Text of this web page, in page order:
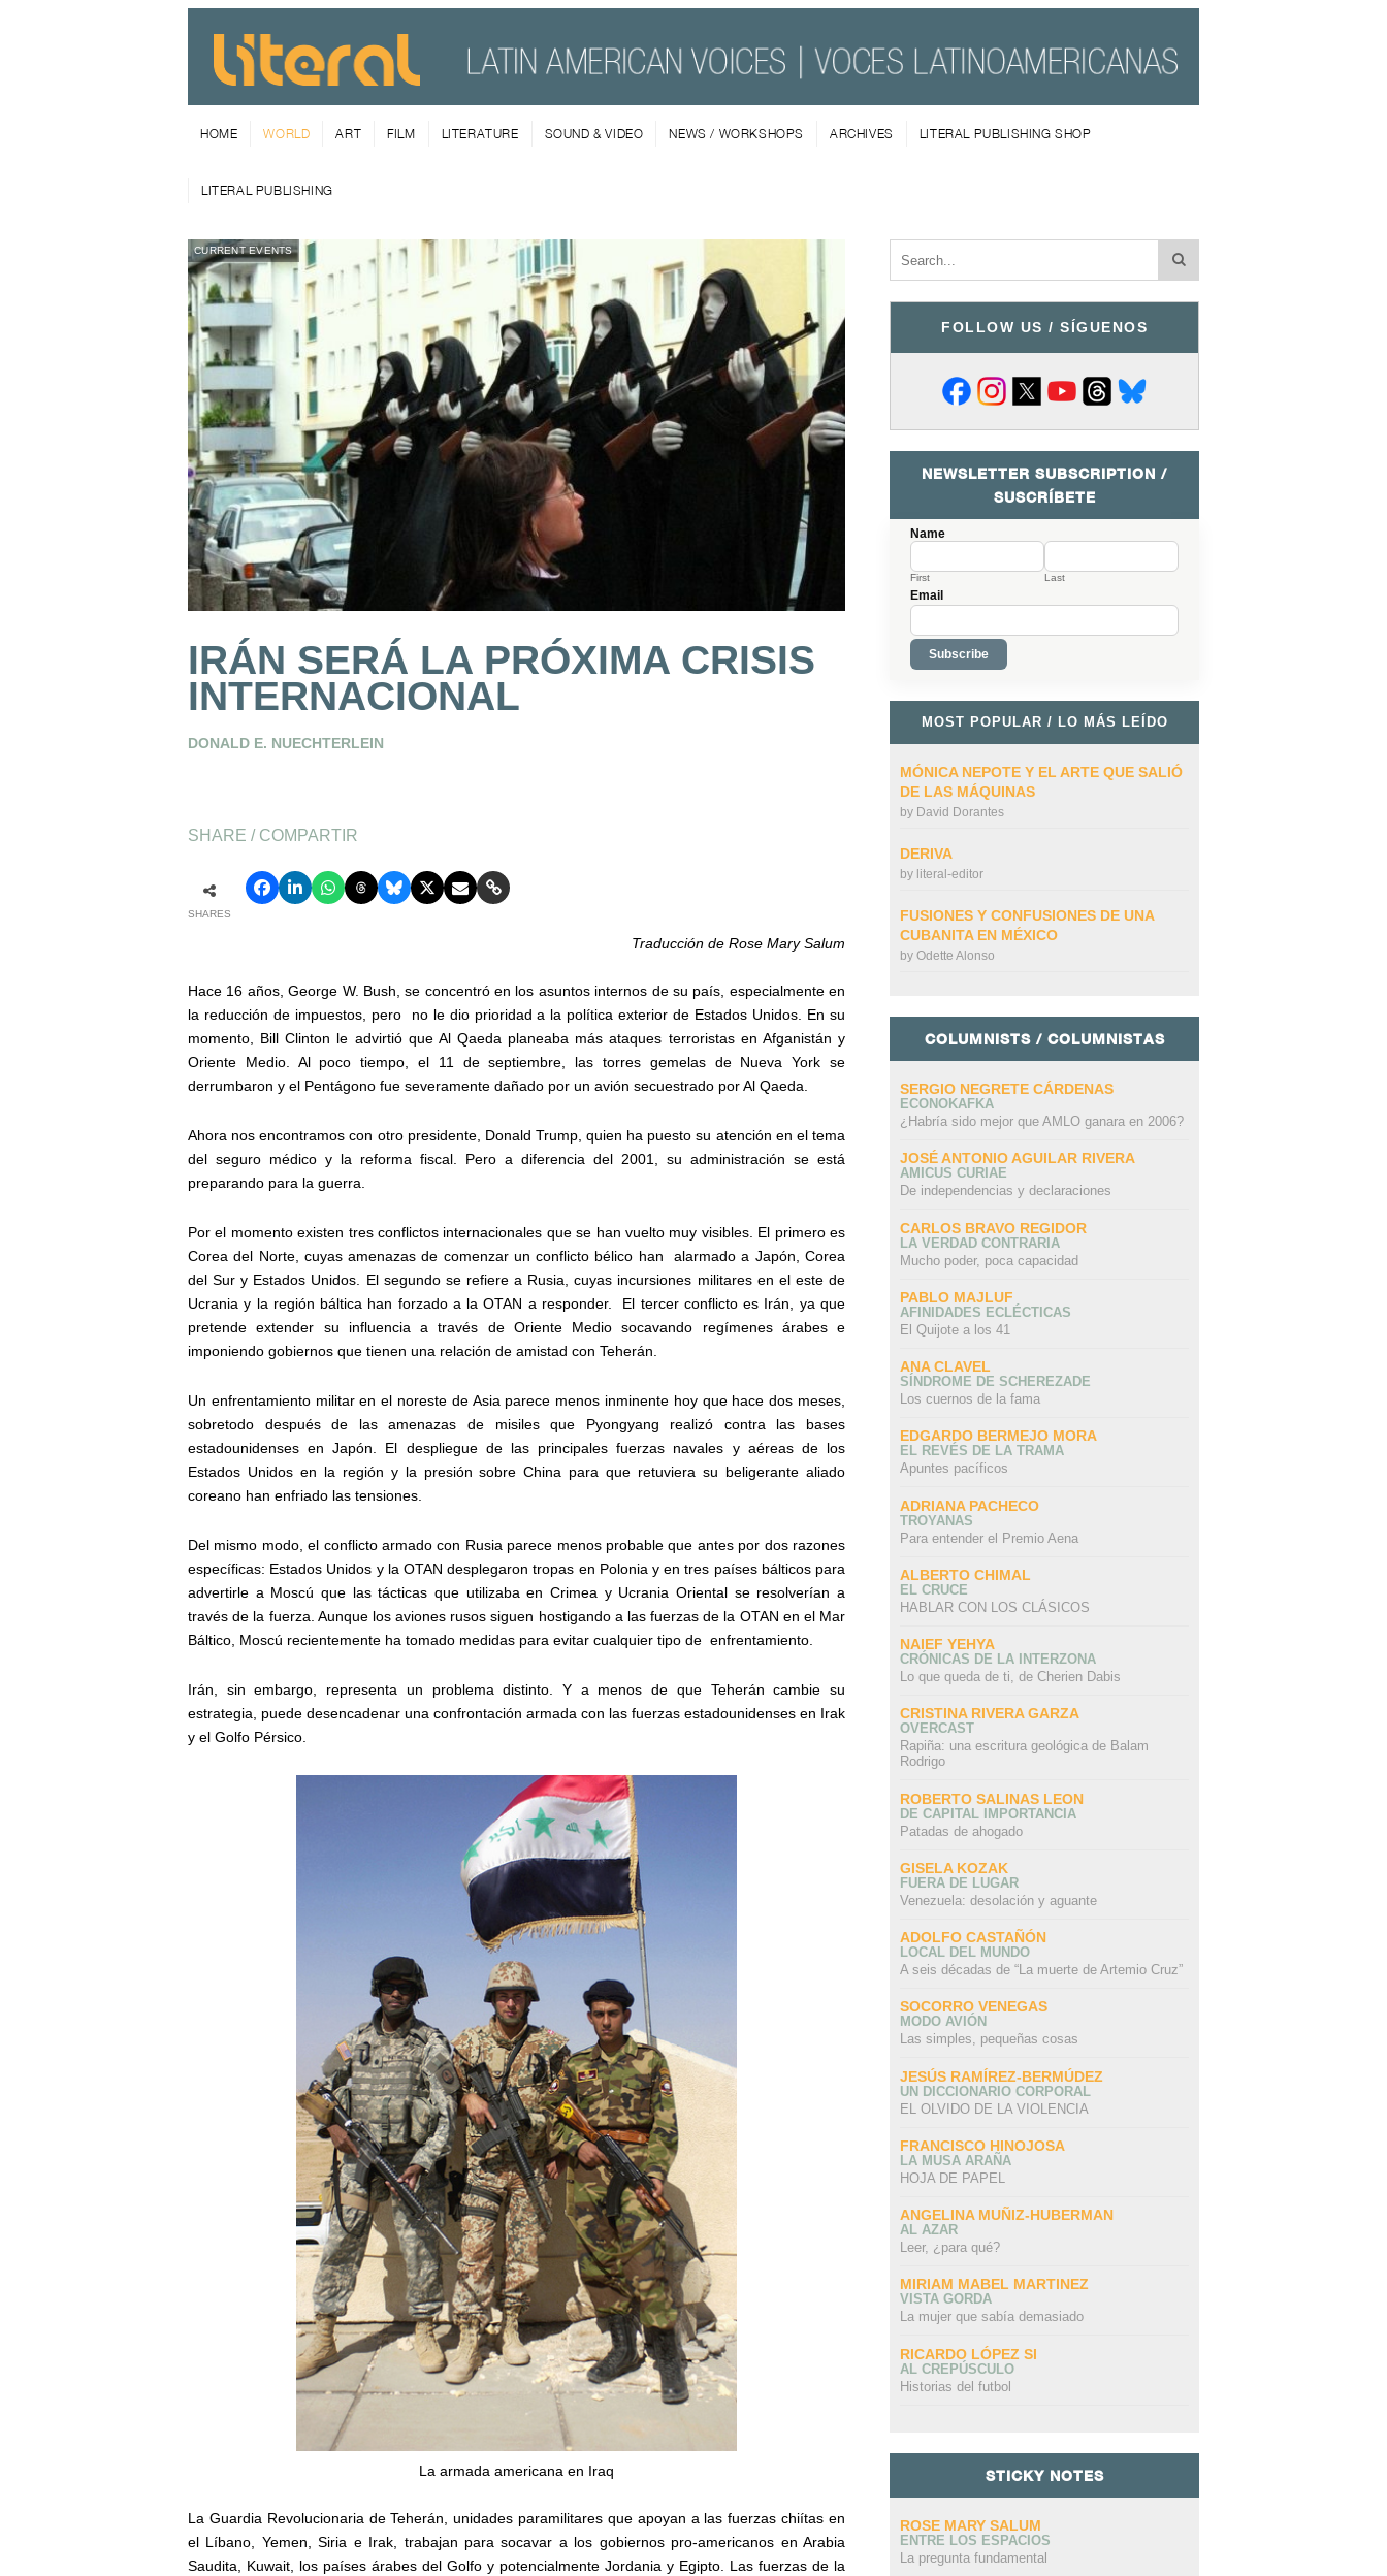
HOME WORLD ART FILM LITERATURE SOUND & VIDEO NEWS / WORKSHOPS ARCHIVES LITERAL PUBLISHING SHOP
LITERAL PUBLISHING
CURRENT EVENTS
IRÁN SERÁ LA PRÓXIMA CRISIS
INTERNACIONAL
DONALD E. NUECHTERLEIN
SHARE / COMPARTIR
SHARES
Traducción de Rose Mary Salum
Hace 16 años, George W. Bush, se concentró en los asuntos internos de su país, especialmente en
la reducción de impuestos, pero
no le dio prioridad a la política exterior de Estados Unidos. En su
momento, Bill Clinton le advirtió que Al Qaeda planeaba más ataques terroristas en Afganistán y
Oriente Medio. Al poco tiempo, el 11 de septiembre, las torres gemelas de Nueva York se
derrumbaron y el Pentágono fue severamente dañado por un avión secuestrado por Al Qaeda.
Ahora nos encontramos con otro presidente, Donald Trump, quien ha puesto su atención en el tema
del seguro médico y la reforma fiscal. Pero a diferencia del 2001, su administración se está
preparando para la guerra.
Por el momento existen tres conflictos internacionales que se han vuelto muy visibles. El primero es
Corea del Norte, cuyas amenazas de comenzar un conflicto bélico han
alarmado a Japón, Corea
del Sur y Estados Unidos. El segundo se refiere a Rusia, cuyas incursiones militares en el este de
Ucrania y la región báltica han forzado a la OTAN a responder.
El tercer conflicto es Irán, ya que
pretende extender su influencia a través de Oriente Medio socavando regímenes árabes e
imponiendo gobiernos que tienen una relación de amistad con Teherán.
Un enfrentamiento militar en el noreste de Asia parece menos inminente hoy que hace dos meses,
sobretodo después de las amenazas de misiles que Pyongyang realizó contra las bases
estadounidenses en Japón. El despliegue de las principales fuerzas navales y aéreas de los
Estados Unidos en la región y la presión sobre China para que retuviera su beligerante aliado
coreano han enfriado las tensiones.
Del mismo modo, el conflicto armado con Rusia parece menos probable que antes por dos razones
específicas: Estados Unidos y la OTAN desplegaron tropas en Polonia y en tres países bálticos para
advertirle a Moscú que las tácticas que utilizaba en Crimea y Ucrania Oriental se resolverían a
través de la fuerza. Aunque los aviones rusos siguen hostigando a las fuerzas de la OTAN en el Mar
Báltico, Moscú recientemente ha tomado medidas para evitar cualquier tipo de enfrentamiento.
Irán, sin embargo, representa un problema distinto. Y a menos de que Teherán cambie su
estrategia, puede desencadenar una confrontación armada con las fuerzas estadounidenses en Irak
y el Golfo Pérsico.
La armada americana en Iraq
La Guardia Revolucionaria de Teherán, unidades paramilitares que apoyan a las fuerzas chiítas en
el Líbano, Yemen, Siria e Irak, trabajan para socavar a los gobiernos pro-americanos en Arabia
Saudita, Kuwait, los países árabes del Golfo y potencialmente Jordania y Egipto. Las fuerzas de la
FOLLOW US / SÍGUENOS
NEWSLETTER SUBSCRIPTION /
SUSCRÍBETE
Name
First Last
Email
MOST POPULAR / LO MÁS LEÍDO
MÓNICA NEPOTE Y EL ARTE QUE SALIÓ
DE LAS MÁQUINAS
by David Dorantes
DERIVA
by literal-editor
FUSIONES Y CONFUSIONES DE UNA
CUBANITA EN MÉXICO
by Odette Alonso
COLUMNISTS / COLUMNISTAS
SERGIO NEGRETE CÁRDENAS
ECONOKAFKA
¿Habría sido mejor que AMLO ganara en 2006?
JOSÉ ANTONIO AGUILAR RIVERA
AMICUS CURIAE
De independencias y declaraciones
CARLOS BRAVO REGIDOR
LA VERDAD CONTRARIA
Mucho poder, poca capacidad
PABLO MAJLUF
AFINIDADES ECLÉCTICAS
El Quijote a los 41
ANA CLAVEL
SÍNDROME DE SCHEREZADE
Los cuernos de la fama
EDGARDO BERMEJO MORA
EL REVÉS DE LA TRAMA
Apuntes pacíficos
ADRIANA PACHECO
TROYANAS
Para entender el Premio Aena
ALBERTO CHIMAL
EL CRUCE
HABLAR CON LOS CLÁSICOS
NAIEF YEHYA
CRÓNICAS DE LA INTERZONA
Lo que queda de ti, de Cherien Dabis
CRISTINA RIVERA GARZA
OVERCAST
Rapiña: una escritura geológica de Balam
Rodrigo
ROBERTO SALINAS LEON
DE CAPITAL IMPORTANCIA
Patadas de ahogado
GISELA KOZAK
FUERA DE LUGAR
Venezuela: desolación y aguante
ADOLFO CASTAÑÓN
LOCAL DEL MUNDO
A seis décadas de “La muerte de Artemio Cruz”
SOCORRO VENEGAS
MODO AVIÓN
Las simples, pequeñas cosas
JESÚS RAMÍREZ-BERMÚDEZ
UN DICCIONARIO CORPORAL
EL OLVIDO DE LA VIOLENCIA
FRANCISCO HINOJOSA
LA MUSA ARAÑA
HOJA DE PAPEL
ANGELINA MUÑIZ-HUBERMAN
AL AZAR
Leer, ¿para qué?
MIRIAM MABEL MARTINEZ
VISTA GORDA
La mujer que sabía demasiado
RICARDO LÓPEZ SI
AL CREPÚSCULO
Historias del futbol
STICKY NOTES
ROSE MARY SALUM
ENTRE LOS ESPACIOS
La pregunta fundamental